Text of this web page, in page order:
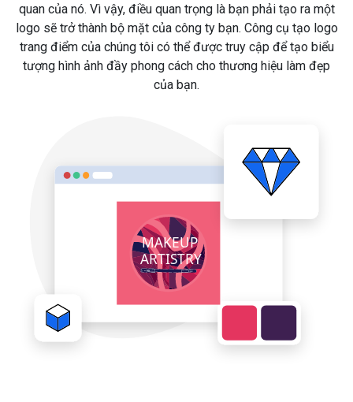
quan của nó. Vì vậy, điều quan trọng là bạn phải tạo ra một
logo sẽ trở thành bộ mặt của công ty bạn. Công cụ tạo logo
trang điểm của chúng tôi có thể được truy cập để tạo biểu
tượng hình ảnh đầy phong cách cho thương hiệu làm đẹp
của bạn.